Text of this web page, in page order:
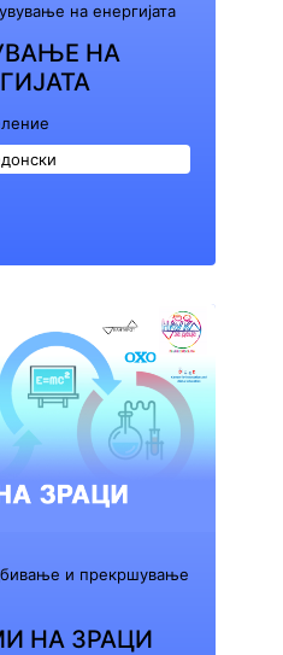
на енергијата
НА
и прекршување
НА ЗРАЦИ